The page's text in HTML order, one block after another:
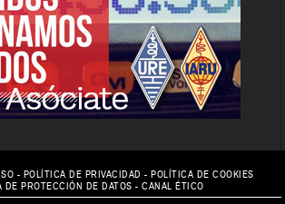
- POLÍTICA DE PRIVACIDAD - POLÍTICA DE COOKIES
DE PROTECCIÓN DE DATOS -CANAL ÉTICO